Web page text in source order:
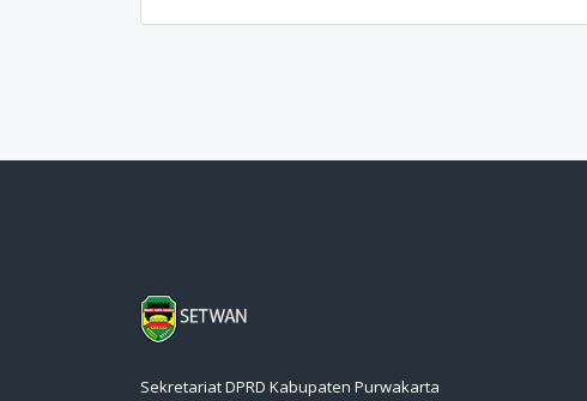
Sekretariat DPRD Kabupaten Purwakarta